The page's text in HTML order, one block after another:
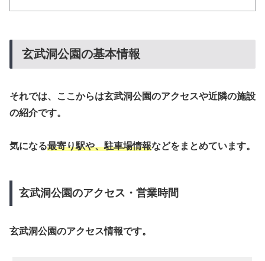
玄武洞公園の基本情報
それでは、ここからは玄武洞公園のアクセスや近隣の施設
の紹介です。
気になる最寄り駅や、駐車場情報などをまとめています。
玄武洞公園のアクセス・営業時間
玄武洞公園のアクセス情報です。